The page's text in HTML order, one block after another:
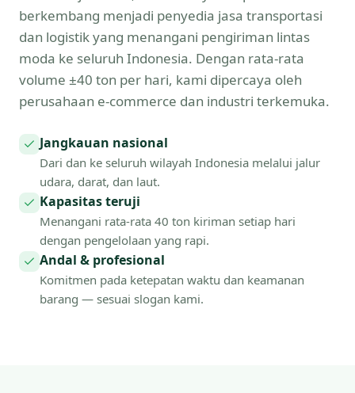
berkembang menjadi penyedia jasa transportasi
dan logistik yang menangani pengiriman lintas
moda ke seluruh Indonesia. Dengan rata-rata
volume ±40 ton per hari, kami dipercaya oleh
perusahaan e-commerce dan industri terkemuka.
Jangkauan nasional
Dari dan ke seluruh wilayah Indonesia melalui jalur
udara, darat, dan laut.
Kapasitas teruji
Menangani rata-rata 40 ton kiriman setiap hari
dengan pengelolaan yang rapi.
Andal & profesional
Komitmen pada ketepatan waktu dan keamanan
barang — sesuai slogan kami.